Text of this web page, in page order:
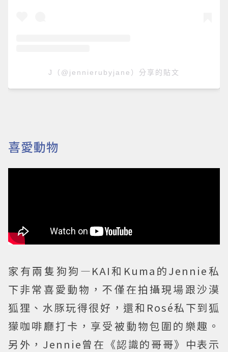
J（@jennierubyjane）分享的貼文
喜愛動物
家有兩隻狗狗—KAI和Kuma的Jennie私
下非常喜愛動物，不僅在拍攝現場跟沙漠
狐狸、水豚玩得很好，還和Rosé私下到狐
獴咖啡廳打卡，享受被動物包圍的樂趣。
另外，Jennie曾在《認識的哥哥》中表示